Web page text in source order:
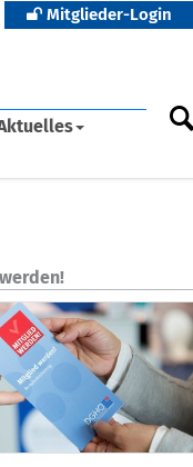
Mitglieder-Login